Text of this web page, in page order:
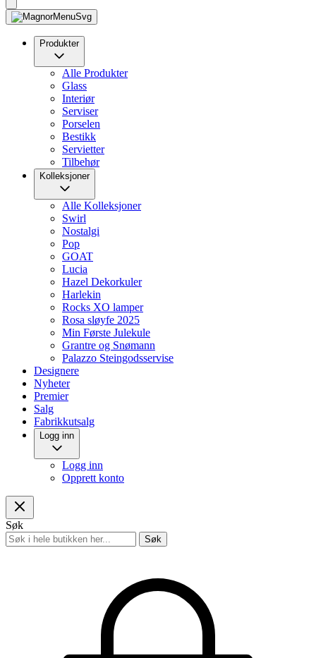
Produkter
Alle Produkter
Glass
Interiør
Serviser
Porselen
Bestikk
Servietter
Tilbehør
Kolleksjoner
Alle Kolleksjoner
Swirl
Nostalgi
Pop
GOAT
Lucia
Hazel Dekorkuler
Harlekin
Rocks XO lamper
Rosa sløyfe 2025
Min Første Julekule
Grantre og Snømann
Palazzo Steingodsservise
Designere
Nyheter
Premier
Salg
Fabrikkutsalg
Logg inn
Logg inn
Opprett konto
Søk
Søk